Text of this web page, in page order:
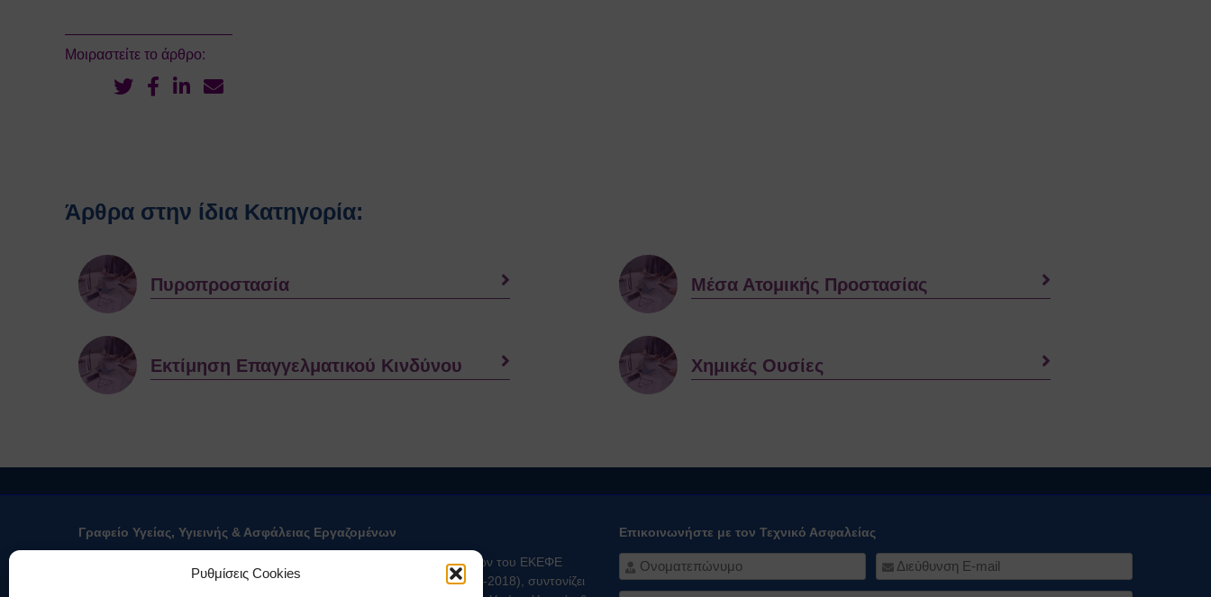
Ρυθμίσεις Cookies
Μοιραστείτε το άρθρο:
Άρθρα στην ίδια Κατηγορία:
Πυροπροστασία Μέσα Ατομικής Προστασίας
Εκτίμηση Eπαγγελματικού Kινδύνου Χημικές Ουσίες
Γραφείο Υγείας, Υγιεινής & Ασφάλειας Εργαζομένων
Το Γραφείο Υγείας, Υγιεινής & Ασφάλειας Εργαζομένων του ΕΚΕΦΕ
“ΔΗΜΟΚΡΙΤΟΣ” (ίδρυση με απόφαση ΔΣ 432/16-05-2018), συντονίζει
Επικοινωνήστε με τον Τεχνικό Ασφαλείας